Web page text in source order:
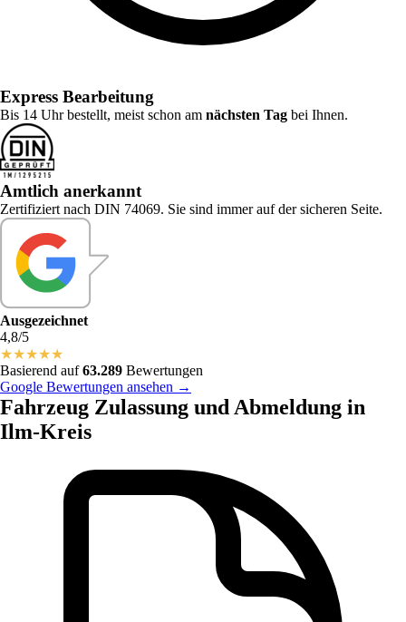
Express Bearbeitung
Bis 14 Uhr bestellt, meist schon am nächsten Tag bei Ihnen.
Amtlich anerkannt
Zertifiziert nach DIN 74069. Sie sind immer auf der sicheren Seite.
Ausgezeichnet
4,8/5
★★★★★
Basierend auf63.289 Bewertungen
Google Bewertungen ansehen →
Fahrzeug Zulassung und Abmeldung in
Ilm-Kreis